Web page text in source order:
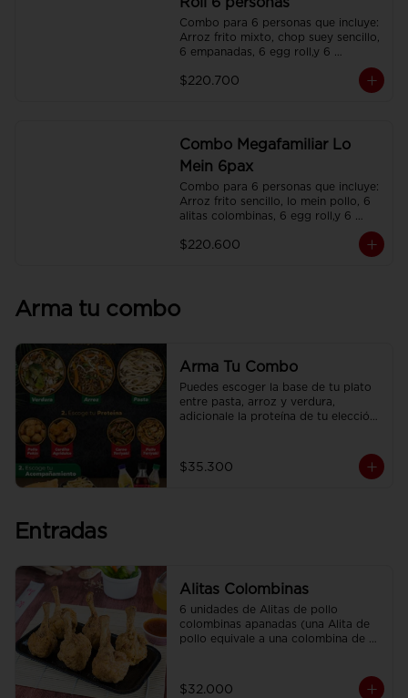
Combo para 6 personas que incluye:
Arroz frito mixto, chop suey sencillo,
6 empanadas, 6 egg roll,y 6
individuales.
$220.700
Combo Megafamiliar Lo
Mein 6pax
Combo para 6 personas que incluye:
Arroz frito sencillo, lo mein pollo, 6
alitas colombinas, 6 egg roll,y 6
individuales.
$220.600
Arma tu combo
Arma Tu Combo
Puedes escoger la base de tu plato
entre pasta, arroz y verdura,
adicionale la proteína de tu elección,
$35.300
Entradas
Alitas Colombinas
6 unidades de Alitas de pollo
colombinas apanadas (una Alita de
pollo equivale a una colombina de
$32.000